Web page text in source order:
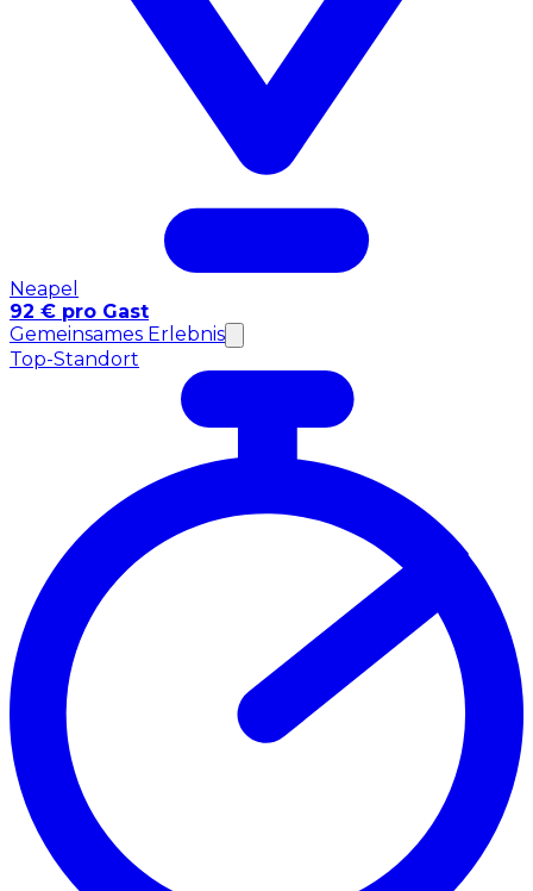
Neapel
92 € pro Gast
Gemeinsames Erlebnis
Top-Standort